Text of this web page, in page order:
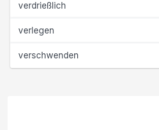
verdrießlich
verlegen
verschwenden